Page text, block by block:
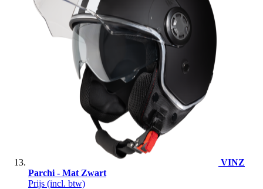
VINZ
Parchi - Mat Zwart
Prijs (incl. btw)